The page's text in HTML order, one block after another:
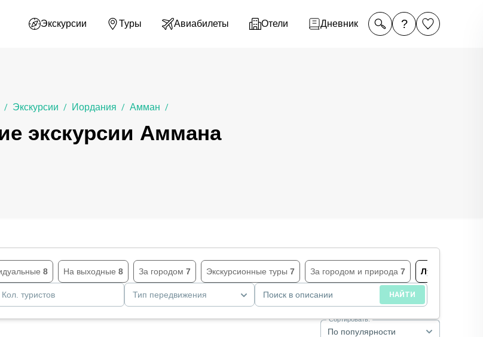
Экскурсии Туры Авиабилеты Отели Дневник ?
/ Экскурсии / Иордания / Амман /
экскурсии Аммана
8 На выходные 8 За городом 7 Экскурсионные туры 7 За городом и природа 7 Лучшие
Кол. туристов Тип передвижения Поиск в описании НАЙТИ
По популярности
Сортировать: